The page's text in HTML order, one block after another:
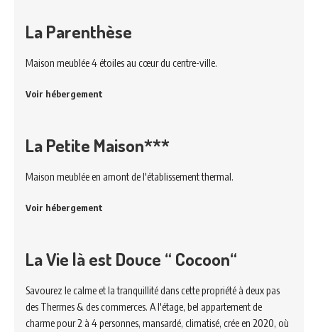
La Parenthèse
Maison meublée 4 étoiles au cœur du centre-ville.
Voir hébergement
La Petite Maison***
Maison meublée en amont de l'établissement thermal.
Voir hébergement
La Vie là est Douce “ Cocoon“
Savourez le calme et la tranquillité dans cette propriété à deux pas
des Thermes & des commerces. A l'étage, bel appartement de
charme pour 2 à 4 personnes, mansardé, climatisé, crée en 2020, où